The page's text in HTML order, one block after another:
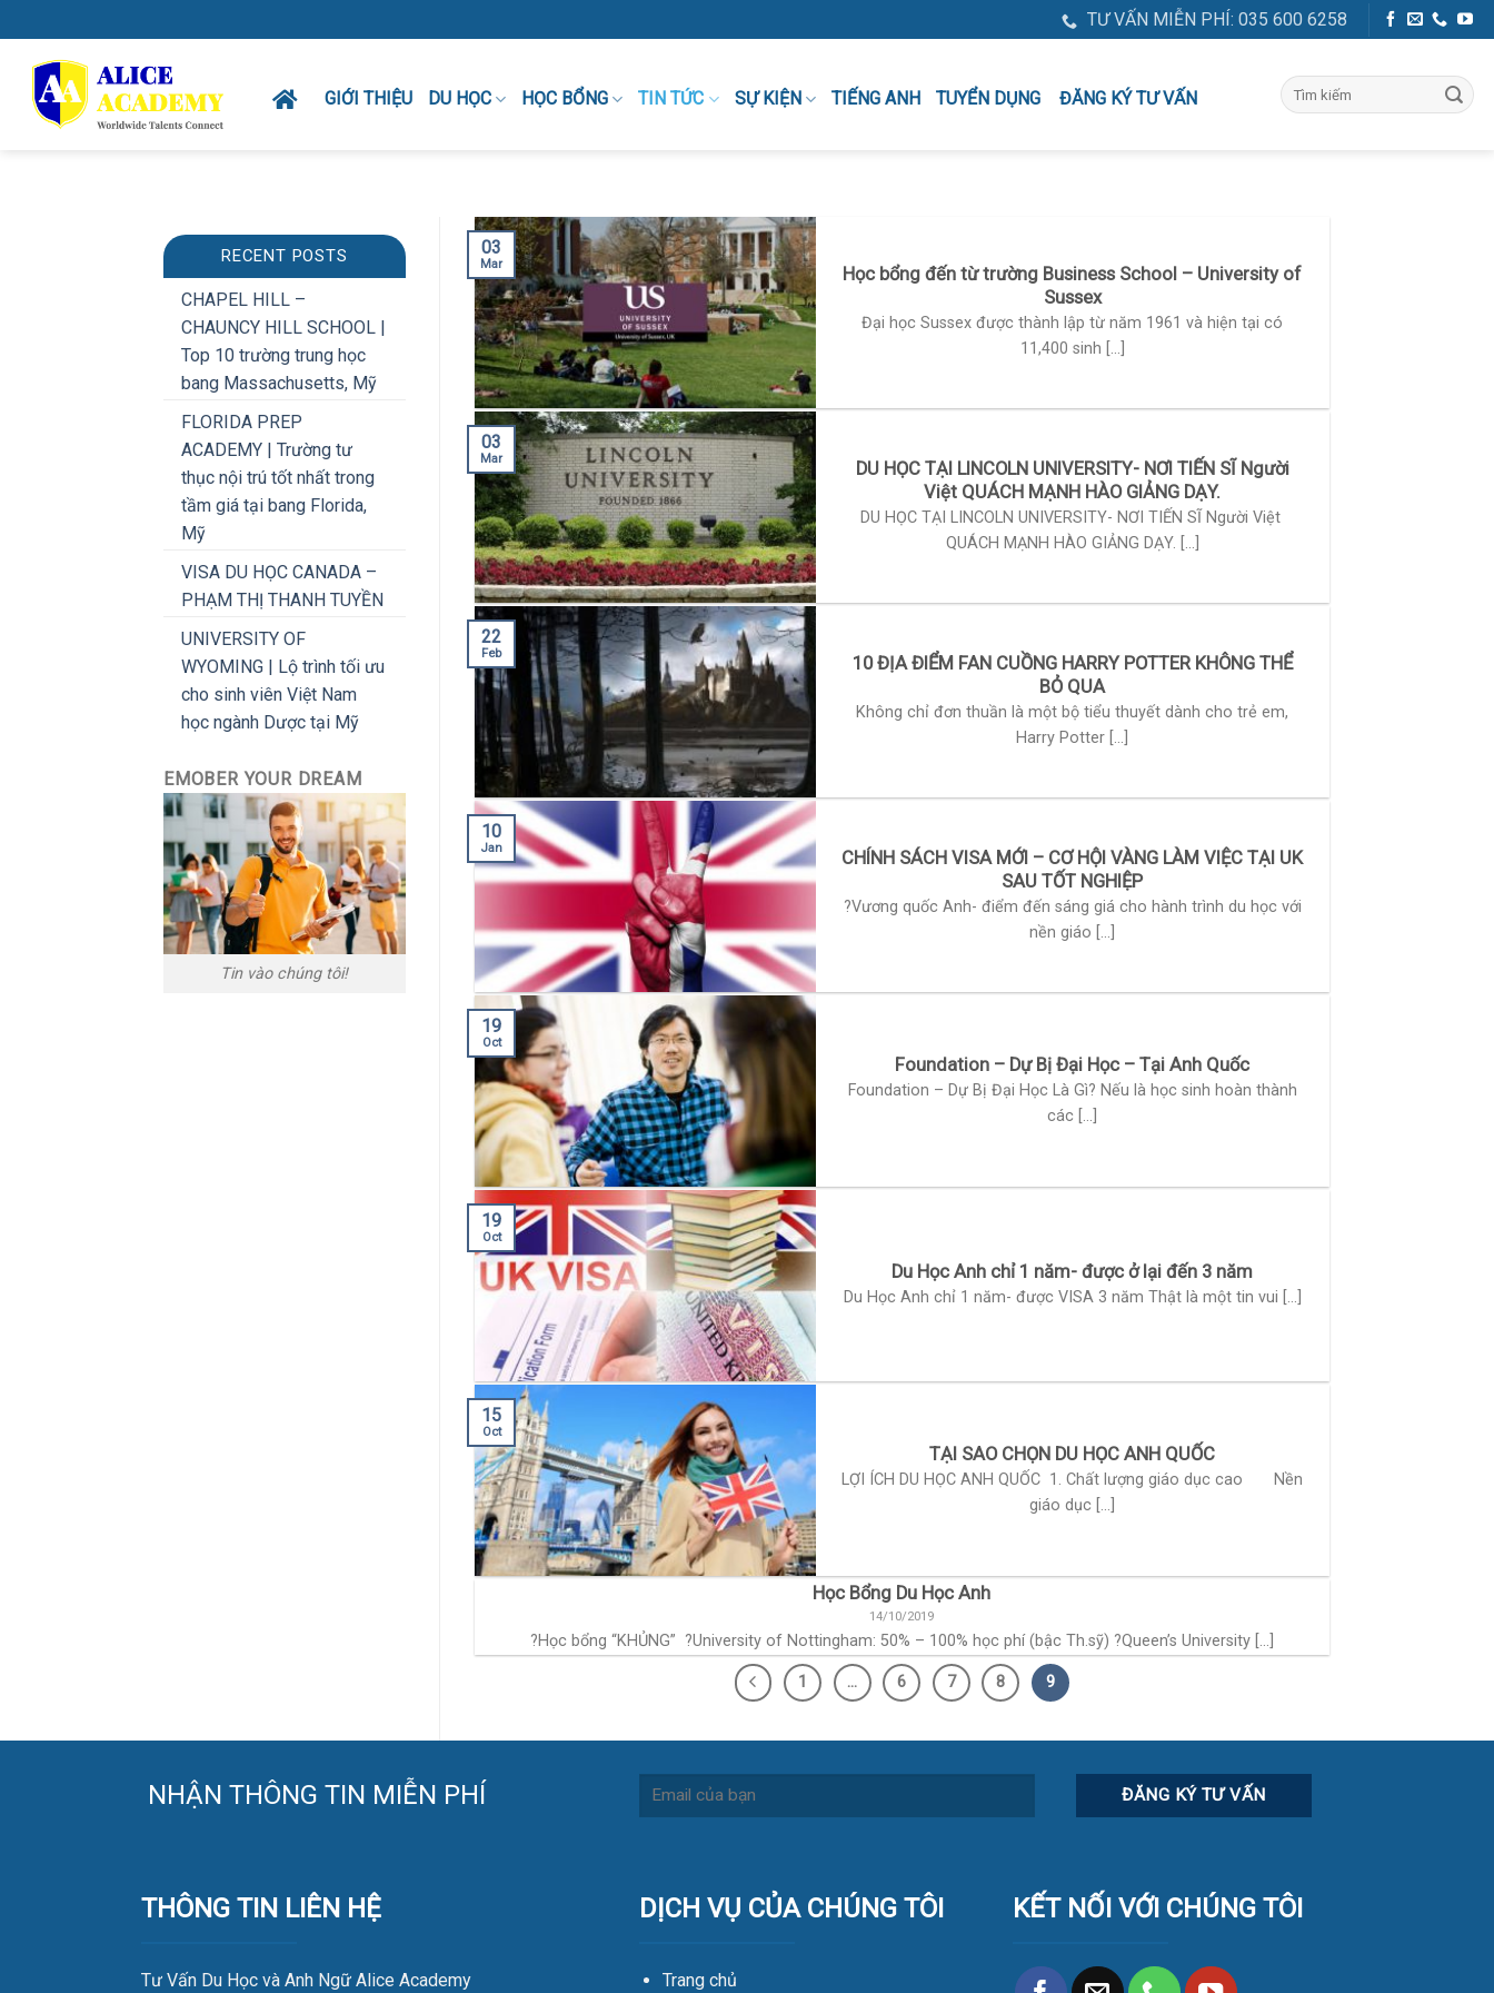
to
content
TƯ VẤN MIỄN PHÍ: 035 600 6258
GIỚI THIỆU DU HỌC HỌC BỔNG TIN TỨC SỰ KIỆN TIẾNG ANH TUYỂN DỤNG ĐĂNG KÝ TƯ VẤN
RECENT POSTS
CHAPEL HILL –
CHAUNCY HILL SCHOOL |
Top 10 trường trung học
bang Massachusetts, Mỹ
FLORIDA PREP
ACADEMY | Trường tư
thục nội trú tốt nhất trong
tầm giá tại bang Florida,
Mỹ
VISA DU HỌC CANADA –
PHẠM THỊ THANH TUYỀN
UNIVERSITY OF
WYOMING | Lộ trình tối ưu
cho sinh viên Việt Nam
học ngành Dược tại Mỹ
EMOBER YOUR DREAM
Tin vào chúng tôi!
Học bổng đến từ trường Business School – University of
Sussex
Đại học Sussex được thành lập từ năm 1961 và hiện tại có
11,400 sinh [...]
03
Mar
DU HỌC TẠI LINCOLN UNIVERSITY- NƠI TIẾN SĨ Người
Việt QUÁCH MẠNH HÀO GIẢNG DẠY.
DU HỌC TẠI LINCOLN UNIVERSITY- NƠI TIẾN SĨ Người Việt
QUÁCH MẠNH HÀO GIẢNG DẠY. [...]
03
Mar
10 ĐỊA ĐIỂM FAN CUỒNG HARRY POTTER KHÔNG THỂ
BỎ QUA
Không chỉ đơn thuần là một bộ tiểu thuyết dành cho trẻ em,
Harry Potter [...]
22
Feb
CHÍNH SÁCH VISA MỚI – CƠ HỘI VÀNG LÀM VIỆC TẠI UK
SAU TỐT NGHIỆP
?Vương quốc Anh- điểm đến sáng giá cho hành trình du học với
nền giáo [...]
10
Jan
Foundation – Dự Bị Đại Học – Tại Anh Quốc
Foundation – Dự Bị Đại Học Là Gì? Nếu là học sinh hoàn thành
các [...]
19
Oct
Du Học Anh chỉ 1 năm- được ở lại đến 3 năm
Du Học Anh chỉ 1 năm- được VISA 3 năm Thật là một tin vui [...]
19
Oct
TẠI SAO CHỌN DU HỌC ANH QUỐC
LỢI ÍCH DU HỌC ANH QUỐC 1. Chất lượng giáo dục cao Nền
giáo dục [...]
15
Oct
Học Bổng Du Học Anh
14/10/2019
?Học bổng “KHỦNG” ?University of Nottingham: 50% – 100% học phí (bậc Th.sỹ) ?Queen’s University [...]
1 … 6 7 8 9
NHẬN THÔNG TIN MIỄN PHÍ
THÔNG TIN LIÊN HỆ
Tư Vấn Du Học và Anh Ngữ Alice Academy
DỊCH VỤ CỦA CHÚNG TÔI
Trang chủ
KẾT NỐI VỚI CHÚNG TÔI